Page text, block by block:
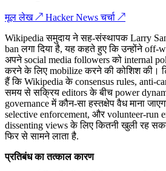
मूल लेख ↗ Hacker News चर्चा ↗
Wikipedia समुदाय ने सह-संस्थापक Larry
ban लगा दिया है, यह कहते हुए कि उन्होंने
अपने social media followers को internal
करने के लिए mobilize करने की कोशिश की।
हैं कि Wikipedia के consensus rules,
समय से सक्रिय editors के बीच power
governance में कौन-सा हस्तक्षेप वैध माना
selective enforcement, और volunteer-run
dissenting views के लिए कितनी खुली रह
फिर से सामने लाता है.
प्रतिबंध का तत्काल कारण